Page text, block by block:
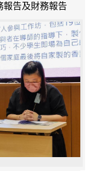
報告及財務報告